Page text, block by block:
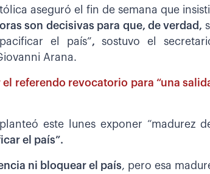
aseguró el fin de semana que
son decisivas para que, de verdad,
el país”, sostuvo el
Arana.
referendo revocatorio para “una
este lunes exponer “madurez
el país”.
ni bloquear el país, pero esa